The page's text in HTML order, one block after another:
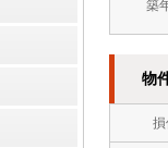
築
物